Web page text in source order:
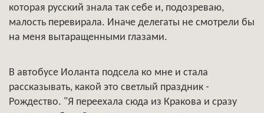
которая русский знала так себе и, подозреваю,
малость перевирала. Иначе делегаты не смотрели бы
на меня вытаращенными глазами.
В автобусе Иоланта подсела ко мне и стала
рассказывать, какой это светлый праздник -
Рождество. "Я переехала сюда из Кракова и сразу